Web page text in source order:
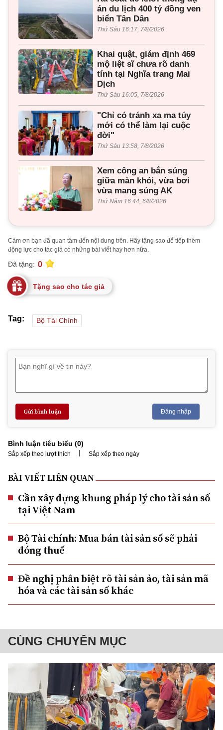
án du lịch 400 tỷ đồng ven
biển Tân Dân
Thứ Sáu 16:17, 7/8/2026
Khai quật, giám định 469
mộ liệt sĩ chưa rõ danh
tính tại Nghĩa trang Mai
Dịch
Thứ Sáu 16:05, 7/8/2026
"Chỉ có tránh xa ma túy
mới có thể làm lại cuộc
đời"
Thứ Sáu 13:58, 7/8/2026
Xem công an bắn súng
giữa màn khói, vừa bơi
vừa mang súng AK
Thứ Năm 16:44, 6/8/2026
Cảm ơn bạn đã quan tâm đến nội dung trên. Hãy tặng sao để tiếp thêm
động lực cho tác giả có những bài viết hay hơn nữa.
Đã tặng: 0
Tặng sao cho tác giả
Tag: Bộ Tài Chính
Gửi bình luận Đăng nhập
Bình luận tiêu biểu (0)
Sắp xếp theo lượt thích | Sắp xếp theo ngày
BÀI VIẾT LIÊN QUAN
Cần xây dựng khung pháp lý cho tài sản số
tại Việt Nam
Bộ Tài chính: Mua bán tài sản số sẽ phải
đóng thuế
Đề nghị phân biệt rõ tài sản ảo, tài sản mã
hóa và các tài sản số khác
CÙNG CHUYÊN MỤC